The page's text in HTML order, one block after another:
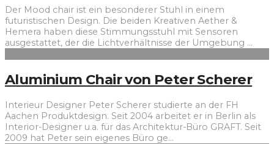
Der Mood chair ist ein besonderer Stuhl in einem
futuristischen Design. Die beiden Kreativen Aether &
Hemera haben diese Stimmungsstuhl mit Sensoren
ausgestattet, der die Lichtverhältnisse der Umgebung ...
Aluminium Chair von Peter Scherer
Interieur Designer Peter Scherer studierte an der FH
Aachen Produktdesign. Seit 2004 arbeitet er in Berlin als
Interior-Designer u.a. für das Architektur-Büro GRAFT. Seit
2009 hat Peter sein eigenes Büro ge...